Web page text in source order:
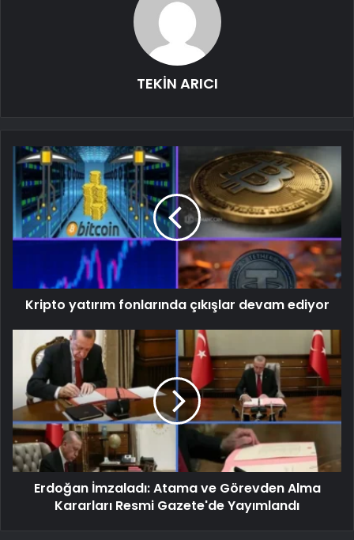
TEKİN ARICI
Kripto yatırım fonlarında çıkışlar devam ediyor
Erdoğan İmzaladı: Atama ve Görevden Alma
Kararları Resmi Gazete'de Yayımlandı